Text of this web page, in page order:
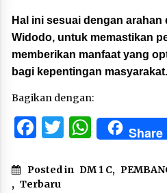
Hal ini sesuai dengan
Widodo, untuk memastikan
memberikan manfaat yang
bagi kepentingan masyarakat.
Bagikan dengan:
Facebook
TwitterShare
Posted in DM 1 C,
, Terbaru